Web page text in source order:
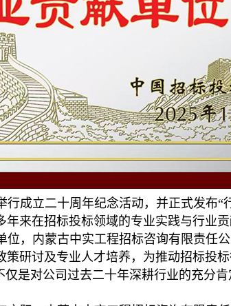
成立二十周年纪念活动，并正式发布“
来在招标投标领域的专业实践与行业贡
，内蒙古中实工程招标咨询有限责任公
研讨及专业人才培养，为推动招标投
是对公司过去二十年深耕行业的充分